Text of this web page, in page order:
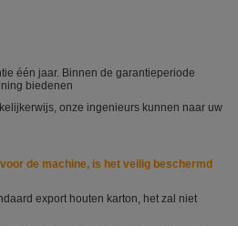
één jaar. Binnen de garantieperiode
biedenen
onze ingenieurs kunnen naar uw
de machine, is het veilig beschermd
export houten karton, het zal niet